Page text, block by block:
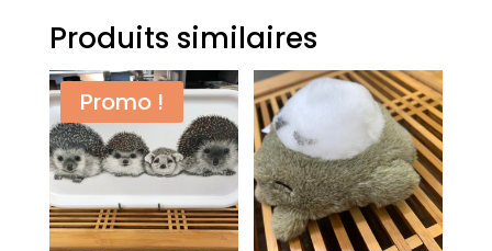
Produits similaires
Promo !